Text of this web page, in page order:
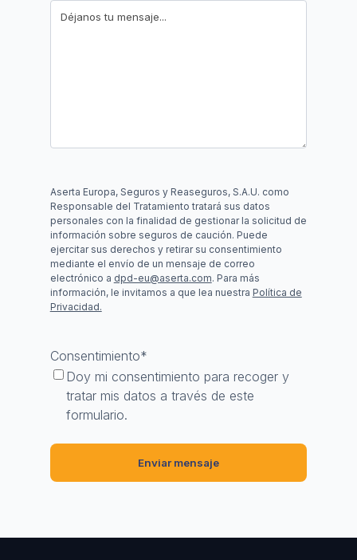
Aserta Europa, Seguros y Reaseguros, S.A.U. como
Responsable del Tratamiento tratará sus datos
personales con la finalidad de gestionar la solicitud de
información sobre seguros de caución. Puede
ejercitar sus derechos y retirar su consentimiento
mediante el envío de un mensaje de correo
electrónico a dpd-eu@aserta.com. Para más
información, le invitamos a que lea nuestra Política de
Privacidad.
Consentimiento*
Doy mi consentimiento para recoger y
tratar mis datos a través de este
formulario.